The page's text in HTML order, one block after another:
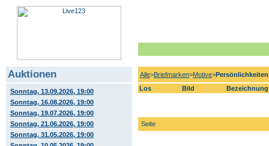
Auktionen
Sonntag, 13.09.2026, 19:00
Sonntag, 16.08.2026, 19:00
Sonntag, 19.07.2026, 19:00
Sonntag, 21.06.2026, 19:00
Sonntag, 31.05.2026, 19:00
Alle>Briefmarken>Motive>Persönlichkeiten
Los
Bild Bezeichnung
Seite